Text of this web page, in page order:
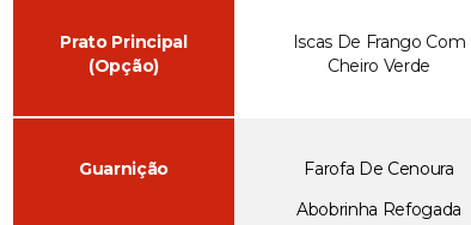
Prato Principal
(Opção)
Iscas De Frango Com
Cheiro Verde
Guarnição
Farofa De Cenoura
Abobrinha Refogada